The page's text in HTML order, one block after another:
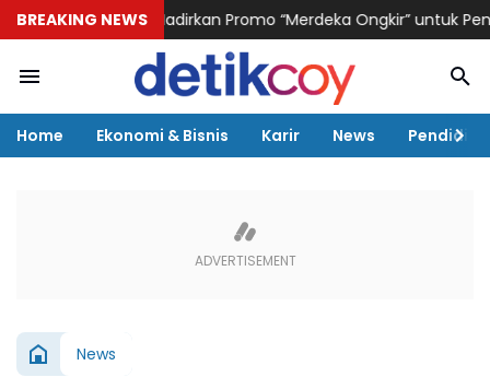
BREAKING NEWS
Logistik Hadirkan Promo “Merdeka Ongkir” untuk Pengiriman
Home Ekonomi & Bisnis Karir News
News